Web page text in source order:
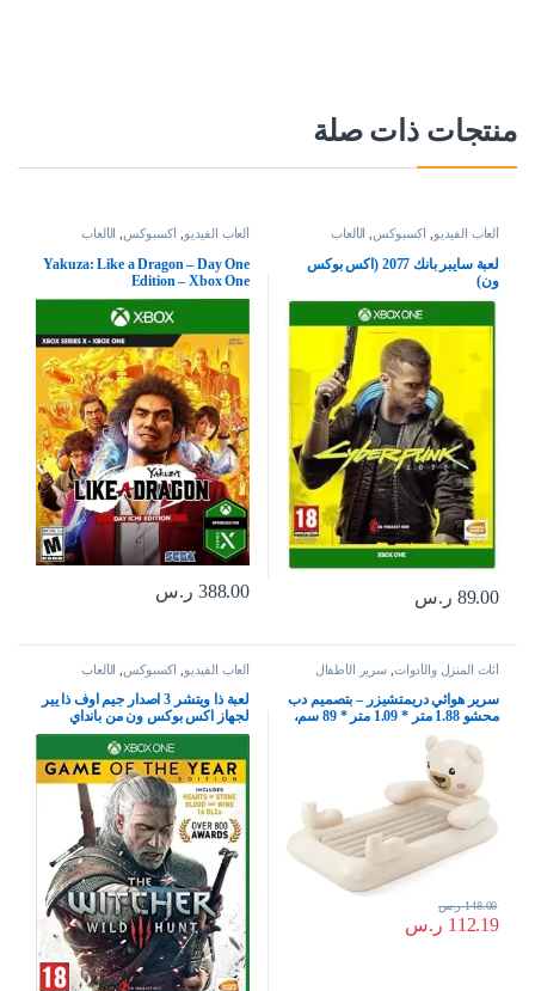
منتجات ذات صلة
ألعاب الفيديو اكسبوكس الألعاب
لعبة سايبر بانك 2077 (اكس بوكس
ون)
89.00 ر.س
ألعاب الفيديو اكسبوكس الألعاب
Yakuza: Like a Dragon – Day One
Edition – Xbox One
388.00 ر.س
أثاث المنزل والأدوات سرير الأطفال
سرير هوائي دريمتشيزر – بتصميم دب
محشو 1.88 متر * 1.09 متر * 89 سم،
من بي دبليو
112.19 ر.س
148.00 ر.س
ألعاب الفيديو اكسبوكس الألعاب
لعبة ذا ويتشر 3 اصدار جيم اوف ذا يير
لجهاز اكس بوكس ون من بانداي